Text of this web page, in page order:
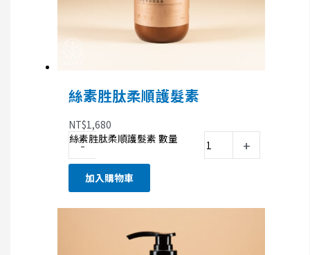
絲素胜肽柔順護髮素
NT$1,680
-
絲素胜肽柔順護髮素 數量 +
加入購物車